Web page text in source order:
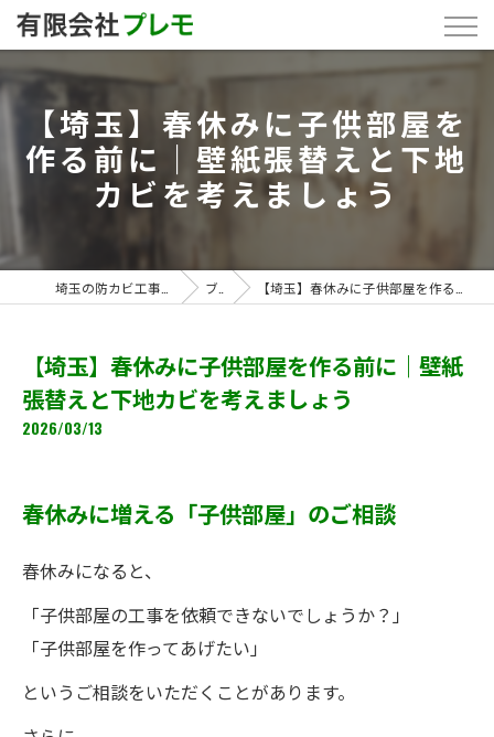
【埼玉】春休みに子供部屋を
作る前に｜壁紙張替えと下地
カビを考えましょう
ブログ 【埼玉】春休みに子供部屋を作る前に｜壁紙張替えと下地カビを考えましょう
【埼玉】春休みに子供部屋を作る前に｜壁紙
張替えと下地カビを考えましょう
2026/03/13
春休みに増える「子供部屋」のご相談
春休みになると、
「子供部屋の工事を依頼できないでしょうか？」
「子供部屋を作ってあげたい」
というご相談をいただくことがあります。